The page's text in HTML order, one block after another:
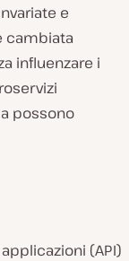
e
cambiata
influenzare i
possono
(API)